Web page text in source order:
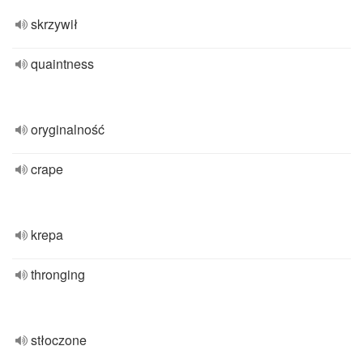
skrzywił
quaintness
oryginalność
crape
krepa
thronging
stłoczone